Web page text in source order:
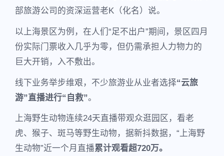
部旅游公司的资深运营老K（化名）说。
以上海景区为例，在人们“足不出户”期间，景区四月
份实际门票收入几乎为零，但仍需承担人力物力的
巨大开销，入不敷出。
线下业务举步维艰，不少旅游业从业者选择“云旅
游”直播进行“自救”。
上海野生动物连续24天直播带观众逛园区，看老
虎、猴子、斑马等野生动物，据新抖数据，“上海野
生动物”近一个月直播累计观看超720万。